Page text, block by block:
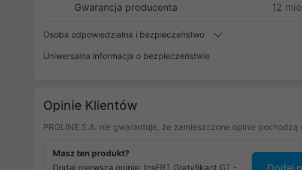
Gwarancja producenta 12
Osoba odpowiedzialna i bezpieczeństwo
Uniwersalna informacja o bezpieczeństwie
Opinie Klientów
PROLINE S.A. nie gwarantuje, że zamieszczone opinie
Masz ten produkt?
Dodaj pierwszą opinię: InsERT Gratyfikant GT -
Dodaj